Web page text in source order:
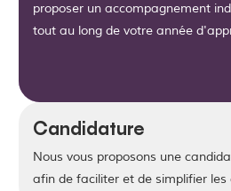
proposer un accompagnement
tout au long de votre année
Candidature
Nous vous proposons une
afin de faciliter et de simplifier les